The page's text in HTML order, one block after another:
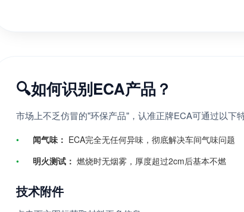
🔍如何识别ECA产品？
市场上不乏仿冒的"环保产品"，认准正牌ECA可通过以下
• 闻气味： ECA完全无任何异味，彻底解决车间气味问题
•
明火测试： 燃烧时无烟雾，厚度超过2cm后基本不燃
技术附件